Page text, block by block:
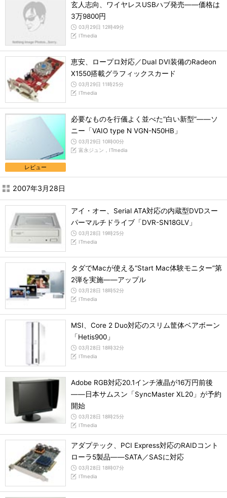
玄人志向、ワイヤレスUSBハブ発売――価格は
3万9800円
03月29日 12時49分
ITmedia
恵安、ロープロ対応／Dual DVI装備のRadeon
X1550搭載グラフィックスカード
03月29日 11時25分
ITmedia
レビュー
必要なものを行儀よく並べた“白い新型”――ソ
ニー「VAIO type N VGN-N50HB」
03月29日 10時00分
富永ジュン，ITmedia
2007年3月28日
アイ・オー、Serial ATA対応の内蔵型DVDスー
パーマルチドライブ「DVR-SN18GLV」
03月28日 19時25分
ITmedia
タダでMacが使える“Start Mac体験モニター”第
2弾を実施――アップル
03月28日 18時52分
ITmedia
MSI、Core 2 Duo対応のスリム筐体ベアボーン
「Hetis900」
03月28日 18時32分
ITmedia
Adobe RGB対応20.1インチ液晶が16万円前後
――日本サムスン「SyncMaster XL20」が予約
開始
03月28日 18時25分
ITmedia
アダプテック、PCI Express対応のRAIDコント
ローラ5製品――SATA／SASに対応
03月28日 18時07分
ITmedia